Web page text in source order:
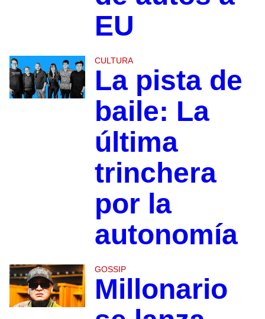
EU
CULTURA
La pista de
baile: La
última
trinchera
por la
autonomía
GOSSIP
Millonario